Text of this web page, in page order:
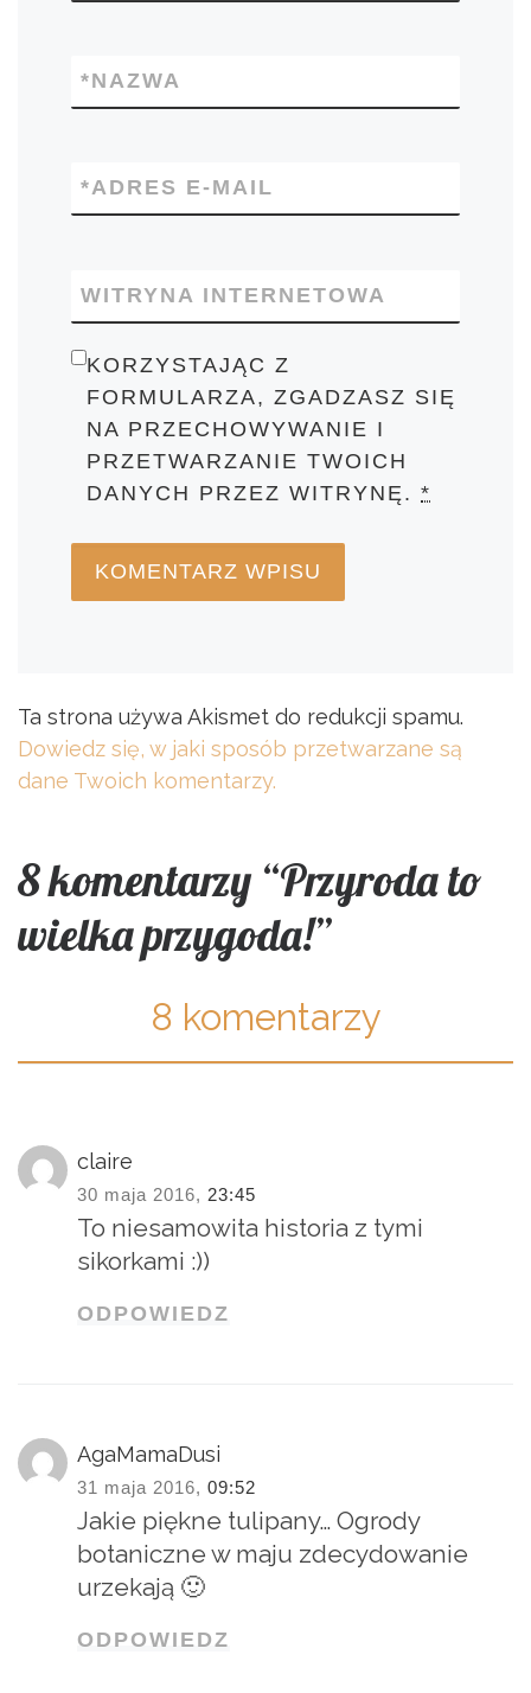
NAZWA
*
ADRES E-MAIL
*
WITRYNA INTERNETOWA
KORZYSTAJĄC Z
FORMULARZA, ZGADZASZ SIĘ
NA PRZECHOWYWANIE I
PRZETWARZANIE TWOICH
DANYCH PRZEZ WITRYNĘ.*
Ta strona używa Akismet do redukcji spamu.
Dowiedz się, w jaki sposób przetwarzane są
dane Twoich komentarzy.
8 komentarzy “Przyroda to
wielka przygoda!”
8 komentarzy
claire
30 maja 2016, 23:45
To niesamowita historia z tymi
sikorkami :))
ODPOWIEDZ
AgaMamaDusi
31 maja 2016, 09:52
Jakie piękne tulipany… Ogrody
botaniczne w maju zdecydowanie
urzekają 🙂
ODPOWIEDZ